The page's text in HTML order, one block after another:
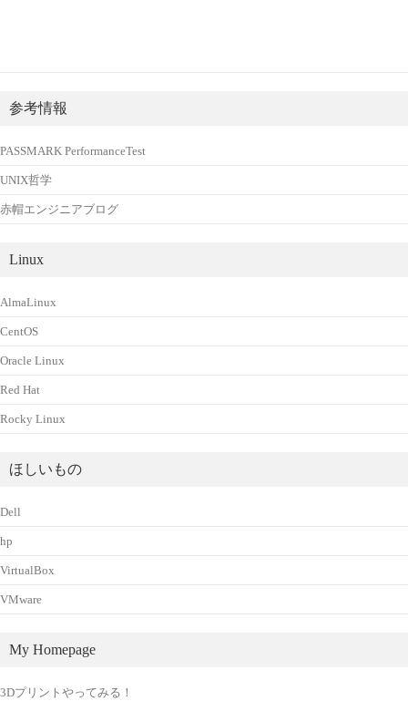
参考情報
PASSMARK PerformanceTest
UNIX哲学
赤帽エンジニアブログ
Linux
AlmaLinux
CentOS
Oracle Linux
Red Hat
Rocky Linux
ほしいもの
Dell
hp
VirtualBox
VMware
My Homepage
3Dプリントやってみる！